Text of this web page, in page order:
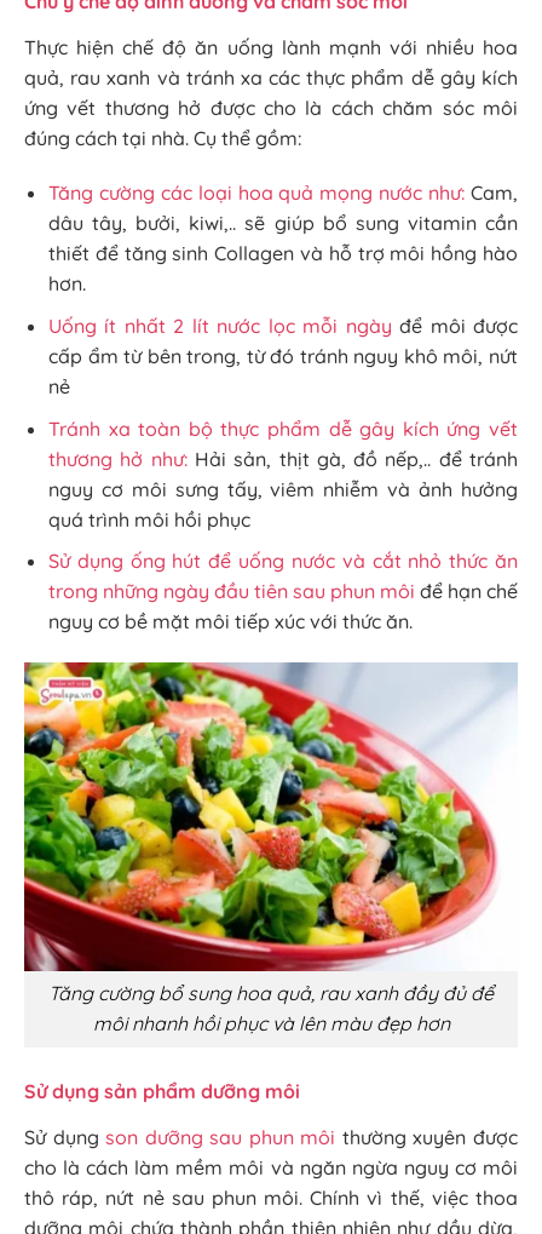
Thực hiện chế độ ăn uống lành mạnh với nhiều hoa
quả, rau xanh và tránh xa các thực phẩm dễ gây kích
ứng vết thương hở được cho là cách chăm sóc môi
đúng cách tại nhà. Cụ thể gồm:
Tăng cường các loại hoa quả mọng nước như: Cam,
dâu tây, bưởi, kiwi,.. sẽ giúp bổ sung vitamin cần
thiết để tăng sinh Collagen và hỗ trợ môi hồng hào
hơn.
Uống ít nhất 2 lít nước lọc mỗi ngày để môi được
cấp ẩm từ bên trong, từ đó tránh nguy khô môi, nứt
nẻ
Tránh xa toàn bộ thực phẩm dễ gây kích ứng vết
thương hở như: Hải sản, thịt gà, đồ nếp,.. để tránh
nguy cơ môi sưng tấy, viêm nhiễm và ảnh hưởng
quá trình môi hồi phục
Sử dụng ống hút để uống nước và cắt nhỏ thức ăn
trong những ngày đầu tiên sau phun môi để hạn chế
nguy cơ bề mặt môi tiếp xúc với thức ăn.
Tăng cường bổ sung hoa quả, rau xanh đầy đủ để
môi nhanh hồi phục và lên màu đẹp hơn
Sử dụng sản phẩm dưỡng môi
Sử dụngson dưỡng sau phun môi thường xuyên được
cho là cách làm mềm môi và ngăn ngừa nguy cơ môi
thô ráp, nứt nẻ sau phun môi. Chính vì thế, việc thoa
dưỡng môi chứa thành phần thiên nhiên như dầu dừa,